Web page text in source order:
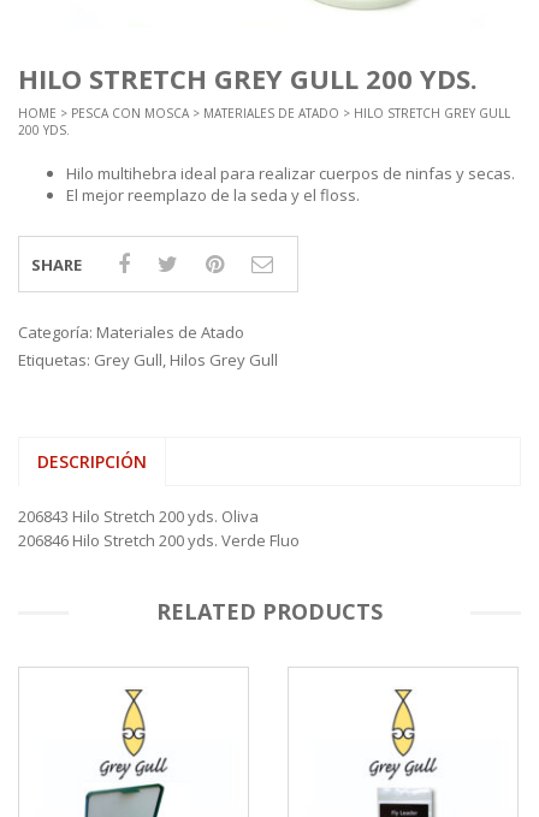
HILO STRETCH GREY GULL 200 YDS.
HOME > PESCA CON MOSCA > MATERIALES DE ATADO > HILO STRETCH GREY GULL
200 YDS.
Hilo multihebra ideal para realizar cuerpos de ninfas y secas.
El mejor reemplazo de la seda y el floss.
SHARE
Categoría: Materiales de Atado
Etiquetas: Grey Gull, Hilos Grey Gull
DESCRIPCIÓN
206843 Hilo Stretch 200 yds. Oliva
206846 Hilo Stretch 200 yds. Verde Fluo
RELATED PRODUCTS